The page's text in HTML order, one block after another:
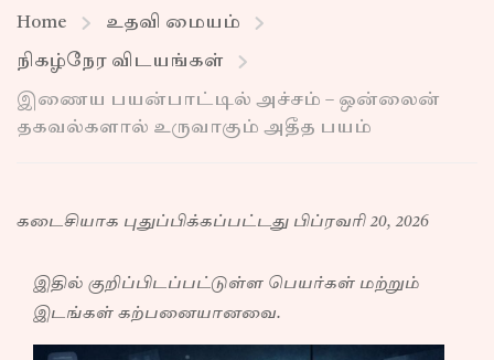
Home உதவி மையம்
நிகழ்நேர விடயங்கள்
இணைய பயன்பாட்டில் அச்சம் – ஒன்லைன்
தகவல்களால் உருவாகும் அதீத பயம்
கடைசியாக புதுப்பிக்கப்பட்டது பிப்ரவரி 20, 2026
இதில் குறிப்பிடப்பட்டுள்ள பெயர்கள் மற்றும்
இடங்கள் கற்பனையானவை.